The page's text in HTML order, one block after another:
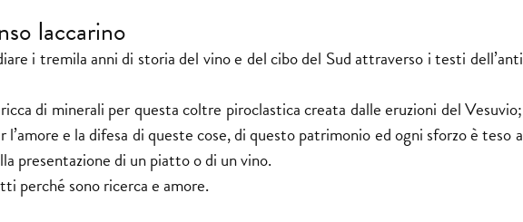
Iaccarino
i tremila anni di storia del vino e del cibo del Sud attraverso i testi
di minerali per questa coltre piroclastica creata dalle eruzioni del
e la difesa di queste cose, di questo patrimonio ed ogni sforzo è teso
presentazione di un piatto o di un vino.
perché sono ricerca e amore.